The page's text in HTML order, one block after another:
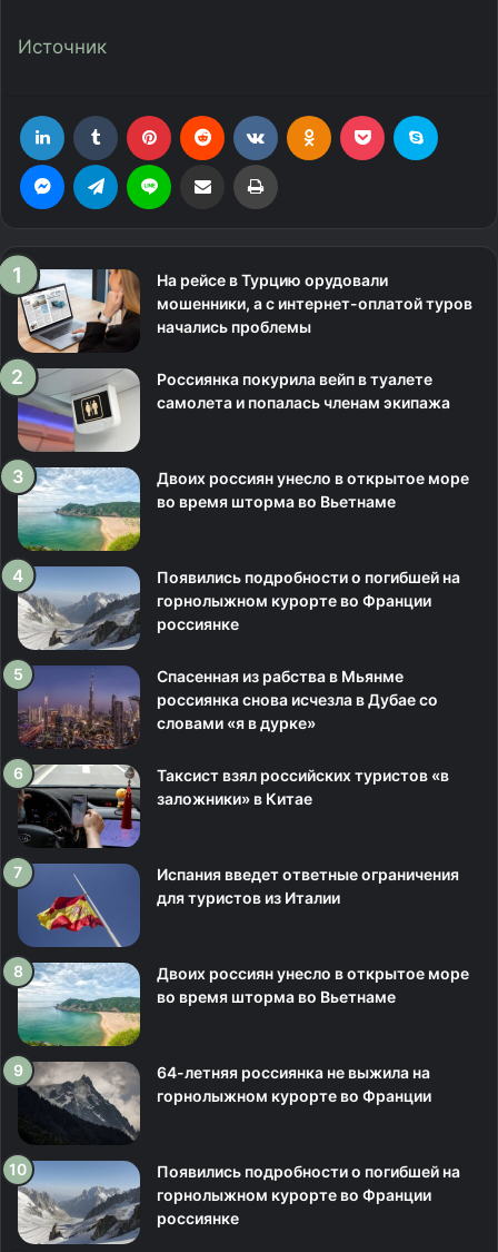
Источник
На рейсе в Турцию орудовали
мошенники, а с интернет-оплатой туров
начались проблемы
Россиянка покурила вейп в туалете
самолета и попалась членам экипажа
Двоих россиян унесло в открытое море
во время шторма во Вьетнаме
Появились подробности о погибшей на
горнолыжном курорте во Франции
россиянке
Спасенная из рабства в Мьянме
россиянка снова исчезла в Дубае со
словами «я в дурке»
Таксист взял российских туристов «в
заложники» в Китае
Испания введет ответные ограничения
для туристов из Италии
Двоих россиян унесло в открытое море
во время шторма во Вьетнаме
64-летняя россиянка не выжила на
горнолыжном курорте во Франции
Появились подробности о погибшей на
горнолыжном курорте во Франции
россиянке